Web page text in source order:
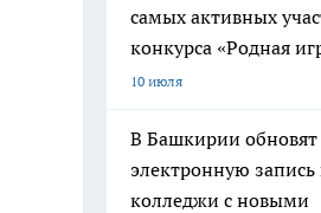
самых активных
конкурса «Родная
10 июля
В Башкирии обновят
электронную
колледжи с новыми